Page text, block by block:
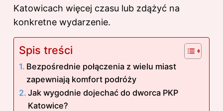
Katowicach więcej czasu lub zdążyć na
konkretne wydarzenie.
Spis treści
Bezpośrednie połączenia z wielu miast
zapewniają komfort podróży
Jak wygodnie dojechać do dworca PKP
Katowice?